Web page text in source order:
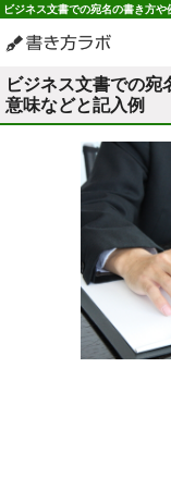
ビジネス文書での宛名の書き方
ビジネス文書での宛
意味などと記入例